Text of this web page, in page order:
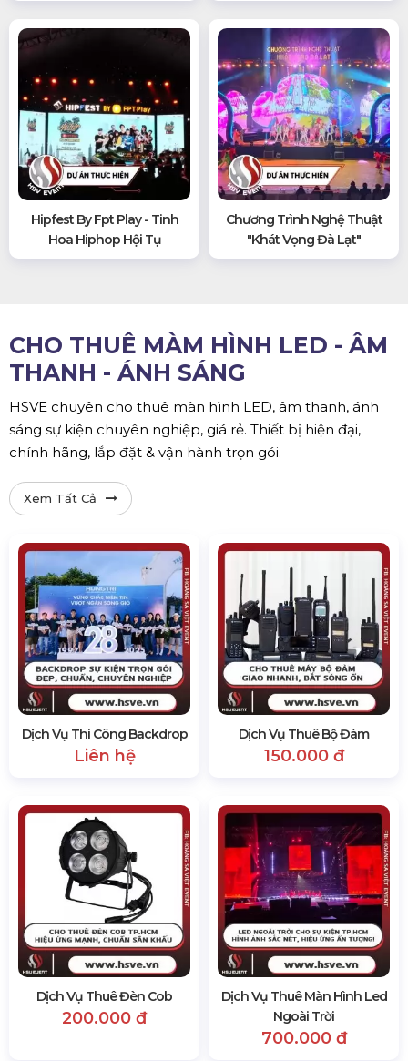
Hipfest By Fpt Play - Tinh
Hoa Hiphop Hội Tụ
Chương Trình Nghệ Thuật
"khát Vọng Đà Lạt"
CHO THUÊ MÀM HÌNH LED - ÂM
THANH - ÁNH SÁNG
HSVE chuyên cho thuê màn hình LED, âm thanh, ánh
sáng sự kiện chuyên nghiệp, giá rẻ. Thiết bị hiện đại,
chính hãng, lắp đặt & vận hành trọn gói.
Xem Tất Cả
Dịch Vụ Thi Công Backdrop
Liên hệ
Dịch Vụ Thuê Bộ Đàm
150.000 đ
Dịch Vụ Thuê Đèn Cob
200.000 đ
Dịch Vụ Thuê Màn Hình Led
Ngoài Trời
700.000 đ